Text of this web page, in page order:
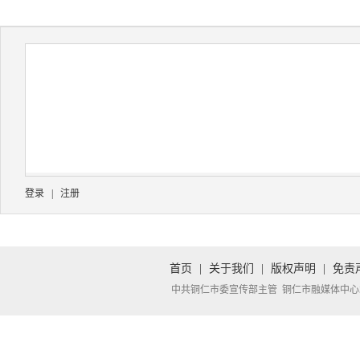
登录 注册
首页 关于我们 版权声明 免责
中共铜仁市委宣传部主管 铜仁市融媒体中心